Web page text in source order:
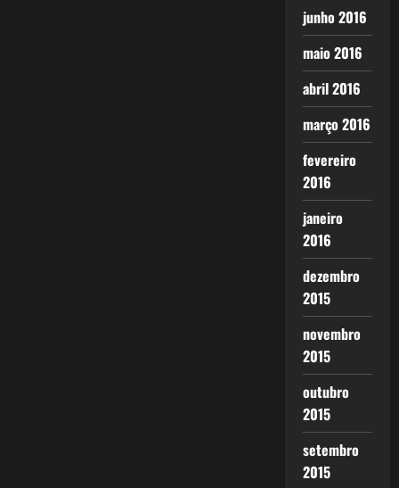
junho 2016
maio 2016
abril 2016
março 2016
fevereiro
2016
janeiro
2016
dezembro
2015
novembro
2015
outubro
2015
setembro
2015